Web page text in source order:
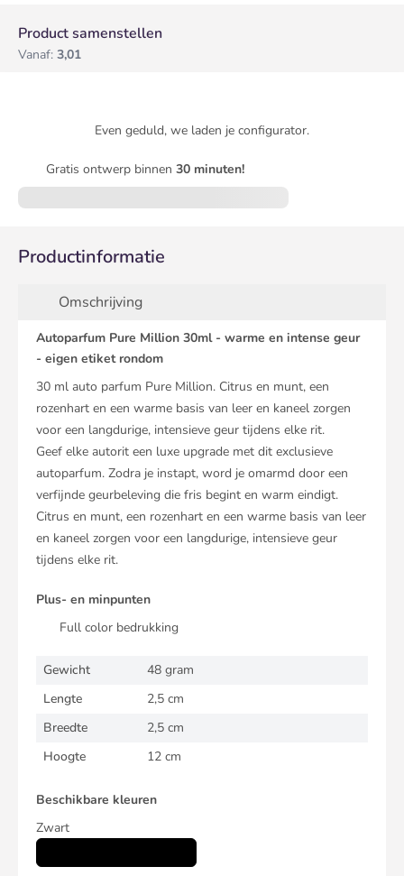
Product samenstellen
Vanaf: 3,01
Even geduld, we laden je configurator.
Gratis ontwerp binnen 30 minuten!
Productinformatie
Omschrijving
Autoparfum Pure Million 30ml - warme en intense geur
- eigen etiket rondom
30 ml auto parfum Pure Million. Citrus en munt, een
rozenhart en een warme basis van leer en kaneel zorgen
voor een langdurige, intensieve geur tijdens elke rit.
Geef elke autorit een luxe upgrade met dit exclusieve
autoparfum. Zodra je instapt, word je omarmd door een
verfijnde geurbeleving die fris begint en warm eindigt.
Citrus en munt, een rozenhart en een warme basis van leer
en kaneel zorgen voor een langdurige, intensieve geur
tijdens elke rit.
Plus- en minpunten
Full color bedrukking
Gewicht
48 gram
Lengte
2,5 cm
Breedte
2,5 cm
Hoogte
12 cm
Beschikbare kleuren
Zwart